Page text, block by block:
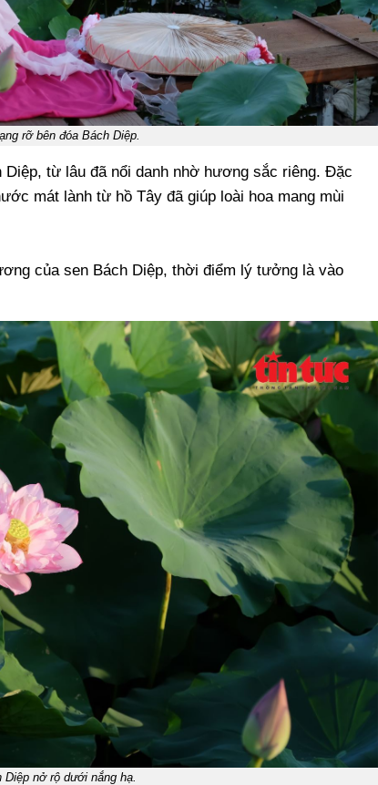
rỡ bên đóa Bách Diệp.
từ lâu đã nổi danh nhờ hương sắc riêng. Đặc
mát lành từ hồ Tây đã giúp loài hoa mang mùi
của sen Bách Diệp, thời điểm lý tưởng là vào
Diệp nở rộ dưới nắng hạ.